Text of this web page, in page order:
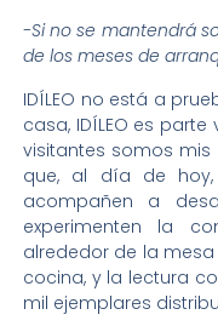
-Si no se mantendrá
de los meses de
IDÍLEO no está a
casa, IDÍLEO es
visitantes somos
que, al día de
acompañen a
experimenten la
alrededor de la
cocina, y la lectura
mil ejemplares